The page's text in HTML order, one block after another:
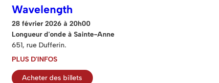
Wavelength
28 février 2026 à 20h00
Longueur d'onde à Sainte-Anne
651, rue Dufferin.
PLUS D'INFOS
Acheter des billets